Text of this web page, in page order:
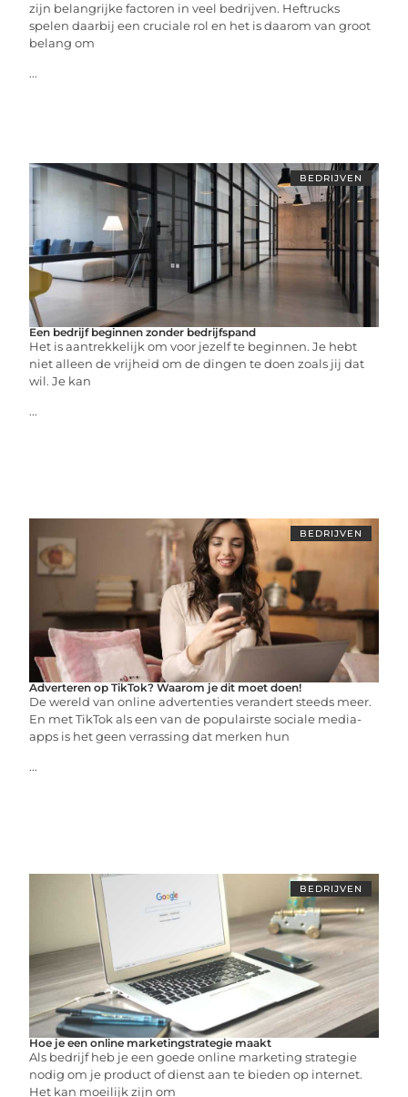
zijn belangrijke factoren in veel bedrijven. Heftrucks
spelen daarbij een cruciale rol en het is daarom van groot
belang om
...
BEDRIJVEN
Een bedrijf beginnen zonder bedrijfspand
Het is aantrekkelijk om voor jezelf te beginnen. Je hebt
niet alleen de vrijheid om de dingen te doen zoals jij dat
wil. Je kan
...
BEDRIJVEN
Adverteren op TikTok? Waarom je dit moet doen!
De wereld van online advertenties verandert steeds meer.
En met TikTok als een van de populairste sociale media-
apps is het geen verrassing dat merken hun
...
BEDRIJVEN
Hoe je een online marketingstrategie maakt
Als bedrijf heb je een goede online marketing strategie
nodig om je product of dienst aan te bieden op internet.
Het kan moeilijk zijn om